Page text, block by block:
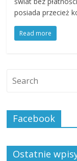
posiada przecież
Read more
Facebook
Ostatnie